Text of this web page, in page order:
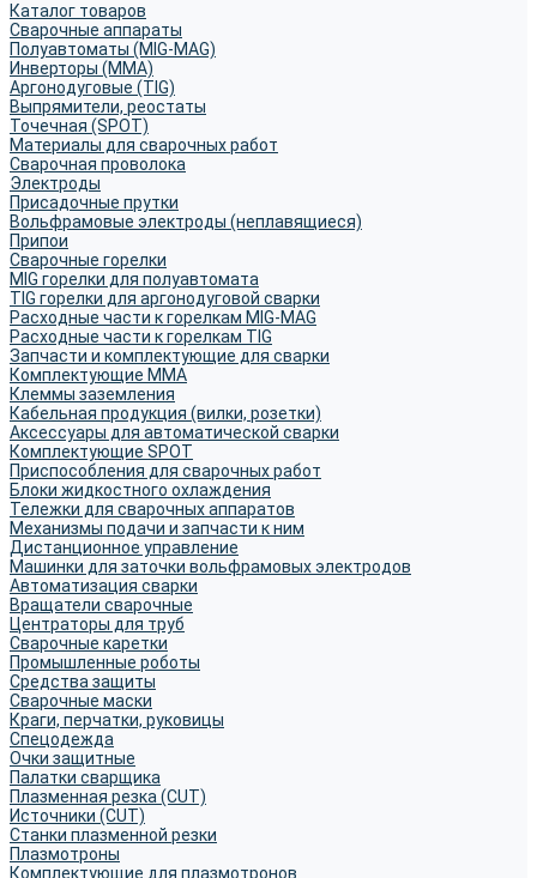
Каталог товаров
Сварочные аппараты
Полуавтоматы (MIG-MAG)
Инверторы (MMA)
Аргонодуговые (TIG)
Выпрямители, реостаты
Точечная (SPOT)
Материалы для сварочных работ
Сварочная проволока
Электроды
Присадочные прутки
Вольфрамовые электроды (неплавящиеся)
Припои
Сварочные горелки
MIG горелки для полуавтомата
TIG горелки для аргонодуговой сварки
Расходные части к горелкам MIG-MAG
Расходные части к горелкам TIG
Запчасти и комплектующие для сварки
Комплектующие ММА
Клеммы заземления
Кабельная продукция (вилки, розетки)
Аксессуары для автоматической сварки
Комплектующие SPOT
Приспособления для сварочных работ
Блоки жидкостного охлаждения
Тележки для сварочных аппаратов
Механизмы подачи и запчасти к ним
Дистанционное управление
Машинки для заточки вольфрамовых электродов
Автоматизация сварки
Вращатели сварочные
Центраторы для труб
Сварочные каретки
Промышленные роботы
Средства защиты
Сварочные маски
Краги, перчатки, руковицы
Спецодежда
Очки защитные
Палатки сварщика
Плазменная резка (CUT)
Источники (CUT)
Станки плазменной резки
Плазмотроны
Комплектующие для плазмотронов